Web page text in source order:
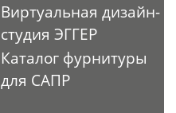
Виртуальная дизайн-
студия ЭГГЕР
Каталог фурнитуры
для САПР